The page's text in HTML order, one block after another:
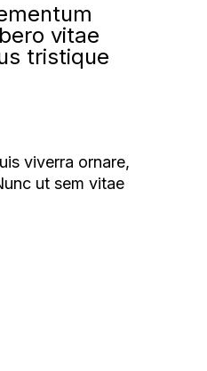
vitae
tristique
viverra ornare,
ut sem vitae